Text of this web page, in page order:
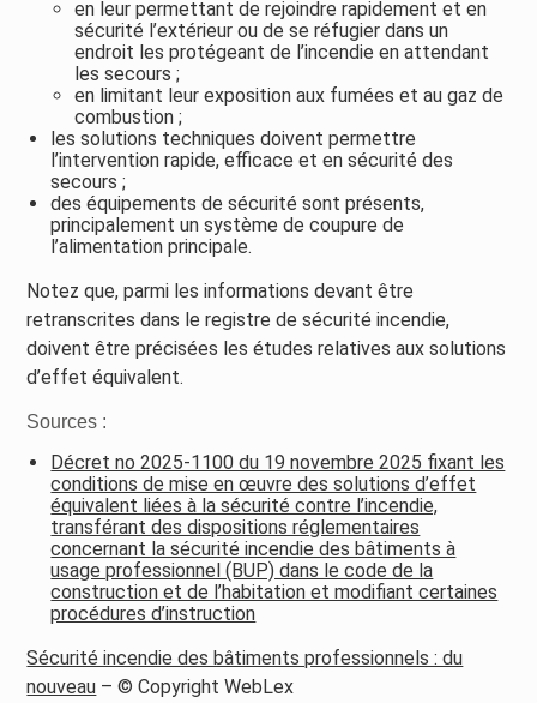
en leur permettant de rejoindre rapidement et en
sécurité l’extérieur ou de se réfugier dans un
endroit les protégeant de l’incendie en attendant
les secours ;
en limitant leur exposition aux fumées et au gaz de
combustion ;
les solutions techniques doivent permettre
l’intervention rapide, efficace et en sécurité des
secours ;
des équipements de sécurité sont présents,
principalement un système de coupure de
l’alimentation principale.
Notez que, parmi les informations devant être
retranscrites dans le registre de sécurité incendie,
doivent être précisées les études relatives aux solutions
d’effet équivalent.
Sources :
Décret no 2025-1100 du 19 novembre 2025 fixant les
conditions de mise en œuvre des solutions d’effet
équivalent liées à la sécurité contre l’incendie,
transférant des dispositions réglementaires
concernant la sécurité incendie des bâtiments à
usage professionnel (BUP) dans le code de la
construction et de l’habitation et modifiant certaines
procédures d’instruction
Sécurité incendie des bâtiments professionnels : du
nouveau – © Copyright WebLex